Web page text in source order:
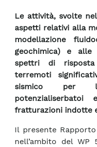
Le attività, svolte
aspetti relativi alla
modellazione
geochimica) e
spettri di
terremoti
sismico per
fratturazioni indotte
Il presente
nell’ambito del WP